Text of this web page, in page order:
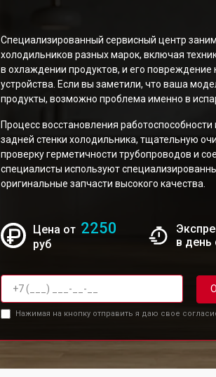
Специализированный сервисный центр
холодильников разных марок, включая
в охлаждении продуктов, и его повреждение
устройства. Если вы заметили, что ваша
продукты, возможно проблема именно в
Процесс восстановления
задней стенки холодильника, тщательную
проверку герметичности трубопроводов и
специалисты используют
оригинальные запчасти высокого качества.
Цена от 2250
руб
в день
Нажимая на кнопку отправить я даю свое